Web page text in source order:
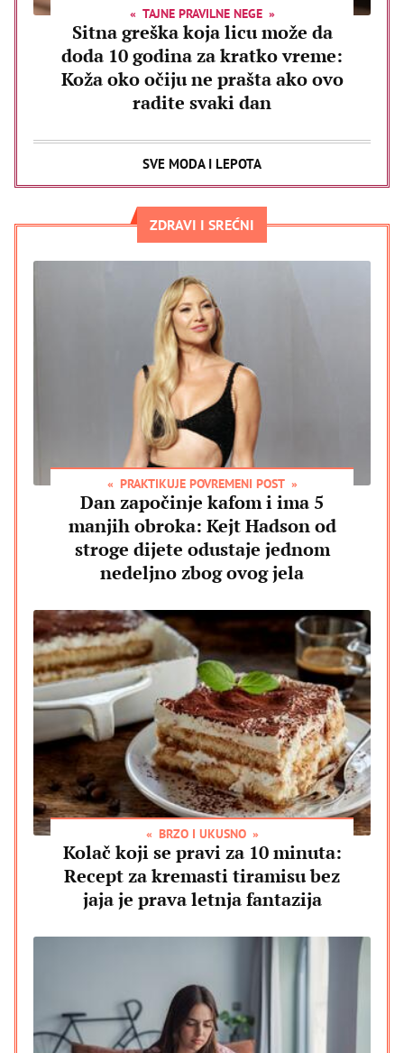
TAJNE PRAVILNE NEGE
Sitna greška koja licu može da
doda 10 godina za kratko vreme:
Koža oko očiju ne prašta ako ovo
radite svaki dan
SVE MODA I LEPOTA
ZDRAVI I SREĆNI
PRAKTIKUJE POVREMENI POST
Dan započinje kafom i ima 5
manjih obroka: Kejt Hadson od
stroge dijete odustaje jednom
nedeljno zbog ovog jela
BRZO I UKUSNO
Kolač koji se pravi za 10 minuta:
Recept za kremasti tiramisu bez
jaja je prava letnja fantazija